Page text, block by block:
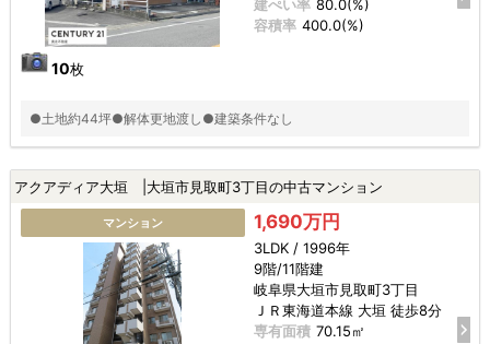
10枚
建ぺい率 80.0(%)
容積率 400.0(%)
●土地約44坪●解体更地渡し●建築条件なし
アクアディア大垣 |大垣市見取町3丁目の中古マンション
マンション 1,690万円
3LDK / 1996年
9階/11階建
岐阜県大垣市見取町3丁目
ＪＲ東海道本線 大垣 徒歩8分
専有面積 70.15㎡